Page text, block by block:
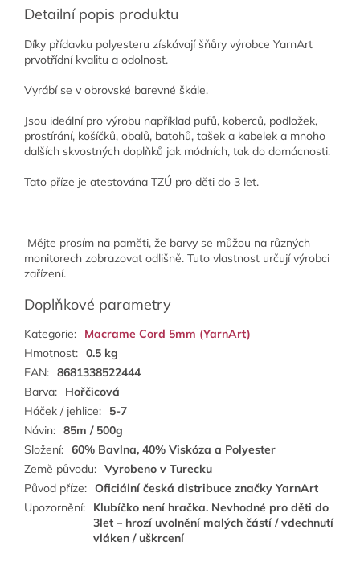
Detailní popis produktu
Díky přídavku polyesteru získávají šňůry výrobce YarnArt
prvotřídní kvalitu a odolnost.
Vyrábí se v obrovské barevné škále.
Jsou ideální pro výrobu například pufů, koberců, podložek,
prostírání, košíčků, obalů, batohů, tašek a kabelek a mnoho
dalších skvostných doplňků jak módních, tak do domácnosti.
Tato příze je atestována TZÚ pro děti do 3 let.
Mějte prosím na paměti, že barvy se můžou na různých
monitorech zobrazovat odlišně. Tuto vlastnost určují výrobci
zařízení.
Doplňkové parametry
Kategorie:
Macrame Cord 5mm (YarnArt)
Hmotnost: 0.5 kg
EAN: 8681338522444
Barva:
Hořčicová
Háček / jehlice:
5-7
Návin: 85m / 500g
Složení: 60% Bavlna, 40% Viskóza a Polyester
Země původu: Vyrobeno v Turecku
Původ příze: Oficiální česká distribuce značky YarnArt
Upozornění:
Klubíčko není hračka. Nevhodné pro děti do
3let – hrozí uvolnění malých částí / vdechnutí
vláken / uškrcení